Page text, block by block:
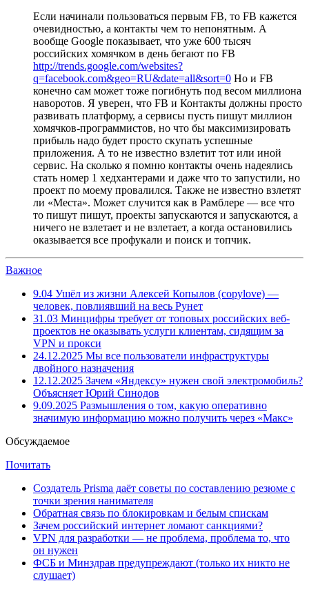
Если начинали пользоваться первым FB, то FB кажется
очевидностью, а контакты чем то непонятным. А
вообще Google показывает, что уже 600 тысяч
российских хомячком в день бегают по FB
http://trends.google.com/websites?
q=facebook.com&geo=RU&date=all&sort=0 Но и FB
конечно сам может тоже погибнуть под весом миллиона
наворотов. Я уверен, что FB и Контакты должны просто
развивать платформу, а сервисы пусть пишут миллион
хомячков-программистов, но что бы максимизировать
прибыль надо будет просто скупать успешные
приложения. А то не известно взлетит тот или иной
сервис. На сколько я помню контакты очень надеялись
стать номер 1 хедхантерами и даже что то запустили, но
проект по моему провалился. Также не известно взлетят
ли «Места». Может случится как в Рамблере — все что
то пишут пишут, проекты запускаются и запускаются, а
ничего не взлетает и не взлетает, а когда остановились
оказывается все профукали и поиск и топчик.
Важное
9.04 Ушёл из жизни Алексей Копылов (copylove) —
человек, повлиявший на весь Рунет
31.03 Минцифры требует от топовых российских веб-
проектов не оказывать услуги клиентам, сидящим за
VPN и прокси
24.12.2025 Мы все пользователи инфраструктуры
двойного назначения
12.12.2025 Зачем «Яндексу» нужен свой электромобиль?
Объясняет Юрий Синодов
9.09.2025 Размышления о том, какую оперативно
значимую информацию можно получить через «Макс»
Обсуждаемое
Почитать
Создатель Prisma даёт советы по составлению резюме с
точки зрения нанимателя
Обратная связь по блокировкам и белым спискам
Зачем российский интернет ломают санкциями?
VPN для разработки — не проблема, проблема то, что
он нужен
ФСБ и Минздрав предупреждают (только их никто не
слушает)